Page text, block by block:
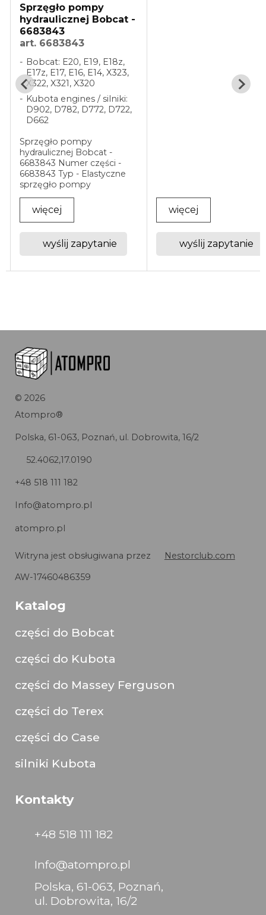
Sprzęgło pompy
hydraulicznej Bobcat -
6683843
art. 6683843
Bobcat: E20, E19, E18z,
E17z, E17, E16, E14, X323,
X322, X321, X320
Kubota engines / silniki:
D902, D782, D772, D722,
D662
Sprzęgło pompy
hydraulicznej Bobcat -
6683843 Numer części -
6683843 Typ - Elastyczne
sprzęgło pompy
hydraulicznej Producent -
Bobcat Kategoria - Układ
hydrauliczny - napęd
produktu Oryginalne
sprzęgło pompy
hydraulicznej ...
więcej
wyślij zapytanie
więcej
wyślij zapytanie
© 2026
Atompro®
Polska, 61-063, Poznań, ul. Dobrowita, 16/2
52.4062,17.0190
+48 518 111 182
Info@atompro.pl
atompro.pl
Witryna jest obsługiwana przez
Nestorclub.com
AW-17460486359
Katalog
części do Bobcat
części do Kubota
części do Massey Ferguson
części do Terex
części do Case
silniki Kubota
Kontakty
+48 518 111 182
Info@atompro.pl
Polska, 61-063, Poznań,
ul. Dobrowita, 16/2